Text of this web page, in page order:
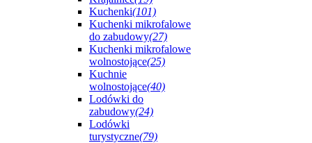
Kuchenki(101)
Kuchenki mikrofalowe
do zabudowy(27)
Kuchenki mikrofalowe
wolnostojące(25)
Kuchnie
wolnostojące(40)
Lodówki do
zabudowy(24)
Lodówki
turystyczne(79)